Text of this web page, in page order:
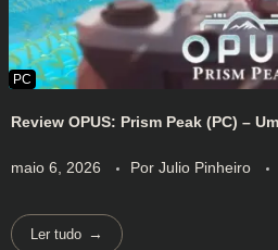
Review OPUS: Prism Peak (PC) –
maio 6, 2026 Por Julio Pinheiro
Ler tudo